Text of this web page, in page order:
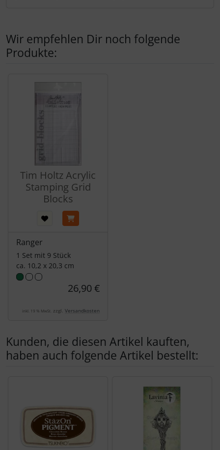
Wir empfehlen Dir noch folgende
Produkte:
Tim Holtz Acrylic
Stamping Grid
Blocks
Ranger
1 Set mit 9 Stück
ca. 10,2 x 20,3 cm
26,90 €
inkl. 19 % MwSt. zzgl. Versandkosten
Kunden, die diesen Artikel kauften,
haben auch folgende Artikel bestellt: